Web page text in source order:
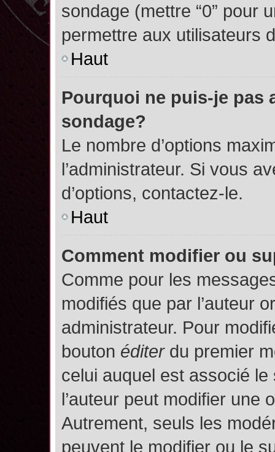
sondage (mettre “0” pour
permettre aux utilisateurs
Haut
Pourquoi ne puis-je pas
sondage?
Le nombre d’options
l’administrateur. Si vous
d’options, contactez-le.
Haut
Comment modifier ou
Comme pour les
modifiés que par l’auteur
administrateur. Pour
bouton éditerdu premier
celui auquel est associé le
l’auteur peut modifier une
Autrement, seuls les
peuvent le modifier ou le